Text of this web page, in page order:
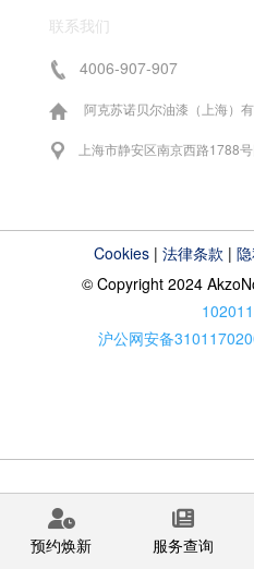
联系我们
4006-907-907
阿克苏诺贝尔油漆（上海）
上海市静安区南京西路1788
Cookies |法律条款 |
© Copyright 2024
沪公网安备
预约焕新 服务查询